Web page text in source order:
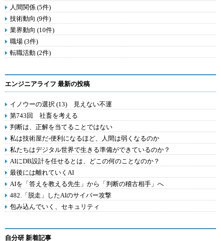
人間関係 (5件)
技術動向 (9件)
業界動向 (10件)
職場 (3件)
転職活動 (2件)
エンジニアライフ 最新の投稿
イノウーの選択 (13) 見えない不運
第743回 社畜を考える
判断は、正解を当てることではない
私は技術屋だ-便利になるほど、人間は弱くなるのか
私たちはデジタル世界で生きる準備ができているのか？
AIにDB設計を任せるとは、どこの何のことなのか？
最後には離れていくAI
AIを「答えを教える先生」から「判断の稽古相手」へ
482.「脱走」したAIのサイバー攻撃
包み込んでいく、セキュリティ
自分研 新着記事